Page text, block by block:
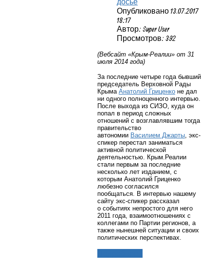
Опубликовано 13.07.2017
18:17
Автор: Super User
Просмотров: 392
(Вебсайт «Крым-Реалии» от 31
июля 2014 года)
За последние четыре года бывший
председатель Верховной Рады
Крыма Анатолий Гриценко не дал
ни одного полноценного интервью.
После выхода из СИЗО, куда он
попал в период сложных
отношений с возглавлявшим тогда
правительство
автономии Василием Джарты , экс-
спикер перестал заниматься
активной политической
деятельностью. Крым.Реалии
стали первым за последние
несколько лет изданием, с
которым Анатолий Гриценко
любезно согласился
пообщаться.
В интервью нашему
сайту экс-спикер рассказал
о событиях непростого для него
2011 года, взаимоотношениях с
коллегами по Партии регионов, а
также нынешней ситуации и своих
политических перспективах.